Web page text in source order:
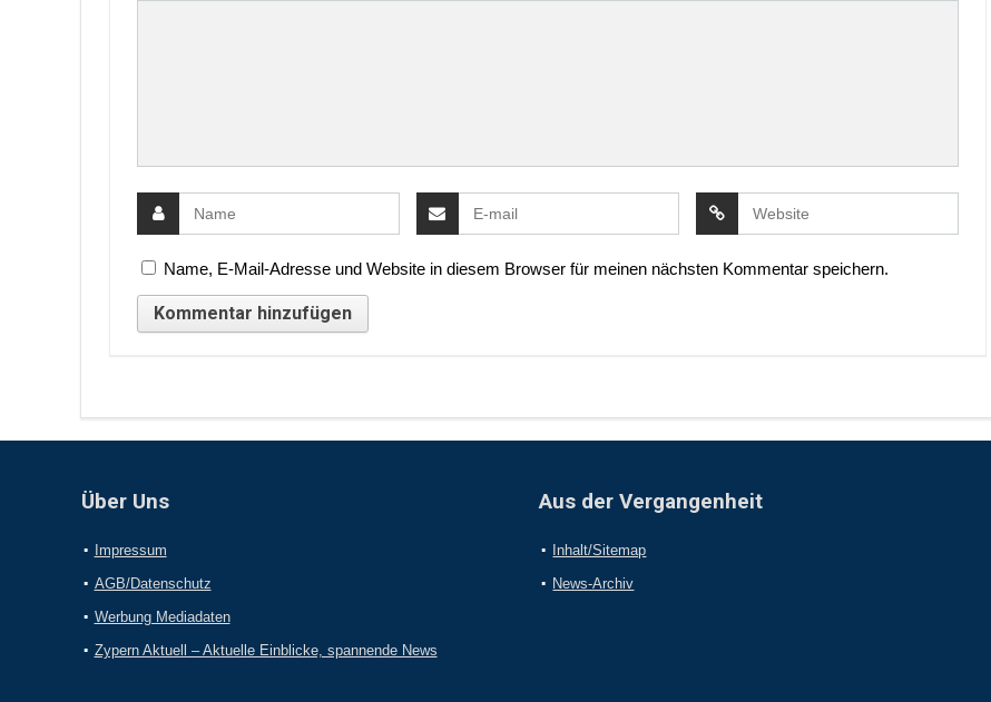
Name, E-Mail-Adresse und Website in diesem Browser für meinen nächsten Kommentar speichern.
Über Uns
Impressum
AGB/Datenschutz
Werbung Mediadaten
Zypern Aktuell – Aktuelle Einblicke, spannende News
Aus der Vergangenheit
Inhalt/Sitemap
News-Archiv